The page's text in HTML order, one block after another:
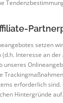
setzen
Interesse an
erforderlich
Hintergründe auf.